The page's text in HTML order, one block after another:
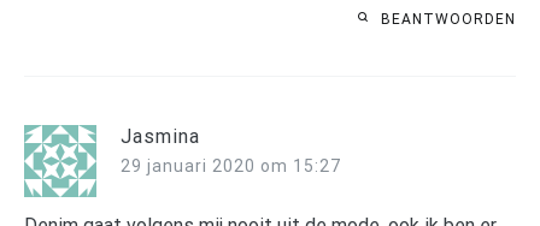
BEANTWOORDEN
Jasmina
29 januari 2020 om 15:27